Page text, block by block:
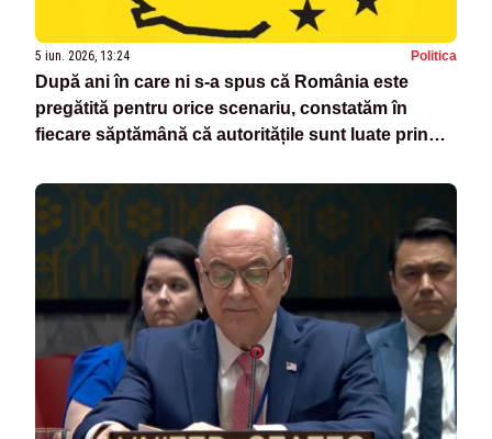
5 iun. 2026, 13:24 Politica
După ani în care ni s-a spus că România este
pregătită pentru orice scenariu, constatăm în
fiecare săptămână că autoritățile sunt luate prin